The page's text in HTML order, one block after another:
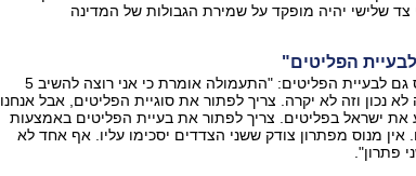
צד שלישי יהיה מופקד על שמירת הגבולות של המדינה
הפליטים"
אבו מאזן התייחס גם לבעיית הפליטים: "התעמולה אומרת כי אני רוצה להשיב 5
לא נכון וזה לא יקרה. צריך לפתור את סוגיית הפליטים, אבל אנחנו
את ישראל בפליטים. צריך לפתור את בעיית הפליטים באמצעות
אין מנוס מפתרון צודק ששני הצדדים יסכימו עליו. אף אחד לא
פתרון".